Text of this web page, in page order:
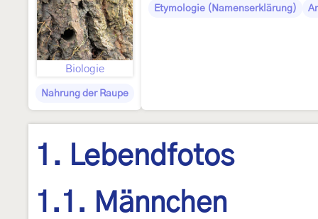
Biologie
Nahrung der Raupe
Etymologie (Namenserklärung)
1. Lebendfotos
1.1. Männchen